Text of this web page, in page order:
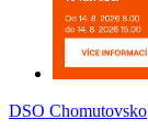
DSO Chomutovsko